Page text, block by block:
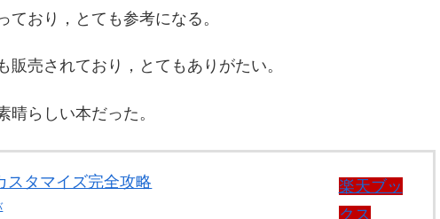
おり，とても参考になる。
売されており，とてもありがたい。
らしい本だった。
タマイズ完全攻略
楽天ブッ
クス